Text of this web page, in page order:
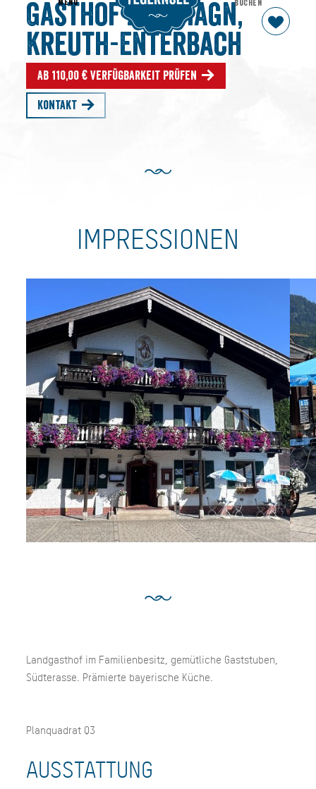
Gasthof zum Hagn,
Kreuth-Enterbach
Ab 110,00 € Verfügbarkeit prüfen
Kontakt
IMPRESSIONEN
Landgasthof im Familienbesitz, gemütliche Gaststuben,
Südterasse. Prämierte bayerische Küche.
Planquadrat Q3
AUSSTATTUNG
MENU BUCHEN